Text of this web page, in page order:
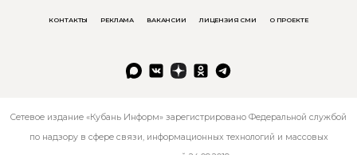
КОНТАКТЫ РЕКЛАМА ВАКАНСИИ ЛИЦЕНЗИЯ СМИ О ПРОЕКТЕ
Сетевое издание «Кубань Информ» зарегистрировано Федеральной службой
по надзору в сфере связи, информационных технологий и массовых